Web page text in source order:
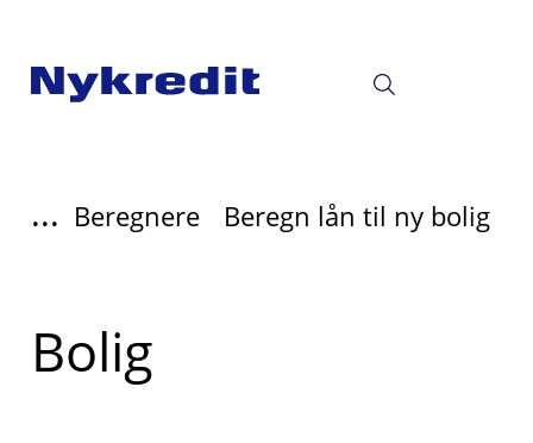
... Beregnere Beregn lån til ny bolig
Read
more
Bolig